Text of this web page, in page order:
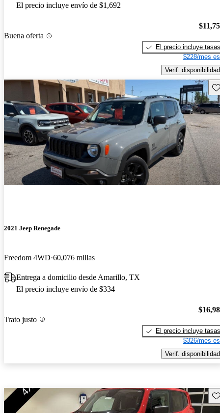
El precio incluye envío de $1,692
Buena oferta
El precio incluye tasas
$228/mes
Verif. disponibilidad
2021 Jeep Renegade
Freedom 4WD 60,076 millas
Entrega a domicilio desde Amarillo, TX
El precio incluye envío de $334
Trato justo
El precio incluye tasas
$326/mes
Verif. disponibilidad